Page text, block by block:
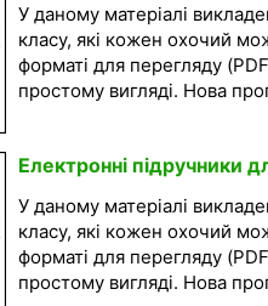
У даному матеріалі
класу, які кожен охочий
форматі для перегляду
простому вигляді. Нова
Електронні підручники
У даному матеріалі
класу, які кожен охочий
форматі для перегляду
простому вигляді. Нова